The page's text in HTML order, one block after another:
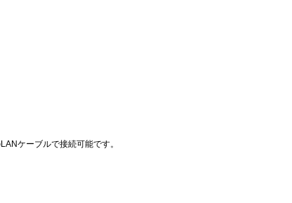
ケーブルで接続可能です。